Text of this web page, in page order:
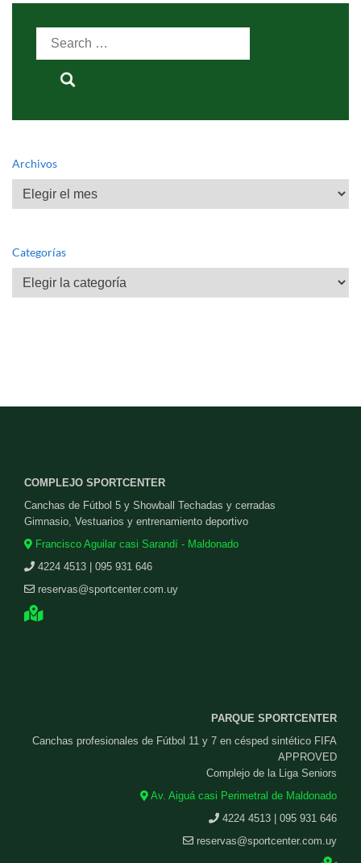
Search
Archivos
Archivos
Categorías
Categorías
COMPLEJO SPORTCENTER
Canchas de Fútbol 5 y Showball Techadas y cerradas
Gimnasio, Vestuarios y entrenamiento deportivo
Francisco Aguilar casi Sarandí - Maldonado
4224 4513 | 095 931 646
reservas@sportcenter.com.uy
PARQUE SPORTCENTER
Canchas profesionales de Fútbol 11 y 7 en césped sintético FIFA
APPROVED
Complejo de la Liga Seniors
Av. Aiguá casi Perimetral de Maldonado
4224 4513 | 095 931 646
reservas@sportcenter.com.uy